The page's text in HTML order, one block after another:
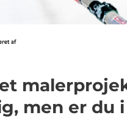
men er du